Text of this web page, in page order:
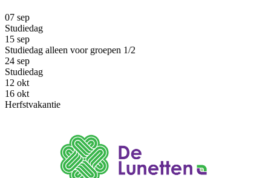
07 sep
Studiedag
15 sep
Studiedag alleen voor groepen 1/2
24 sep
Studiedag
12 okt
16 okt
Herfstvakantie